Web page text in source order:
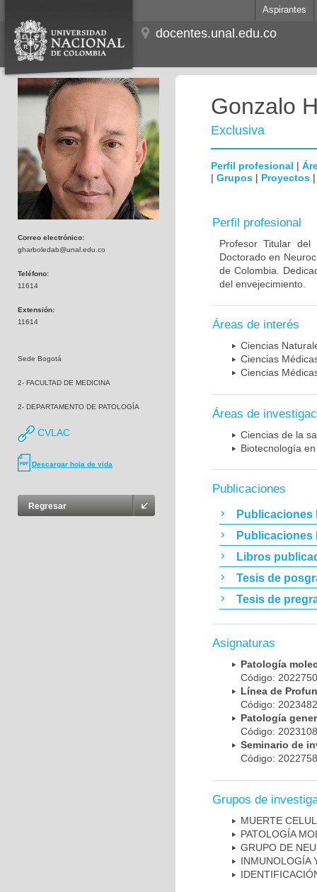
Aspirantes
docentes.unal.edu.co
Correo electrónico:
gharboledab@unal.edu.co
Teléfono:
11614
Extensión:
11614
Sede Bogotá
2- FACULTAD DE MEDICINA
2- DEPARTAMENTO DE PATOLOGÍA
CVLAC
Descargar hoja de vida
Regresar
Gonzalo
Exclusiva
Perfil profesional |
| Grupos | Proyectos
Perfil profesional
Profesor Titular
Doctorado en
de Colombia.
del envejecimiento.
Áreas de interés
Ciencias
Ciencias
Ciencias
Áreas de
Ciencias de la
Biotecnología
Publicaciones
Publicaciones
Publicaciones
Libros
Tesis de
Tesis de
Asignaturas
Patología
Código:
Línea de
Código:
Patología
Código:
Seminario de
Código:
Grupos de
MUERTE
PATOLOGÍA
GRUPO DE
INMUNOLOGÍA